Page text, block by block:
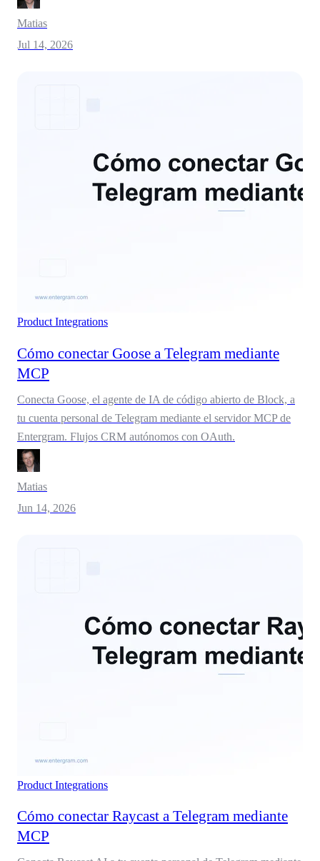
Matias
Jul 14, 2026
Product Integrations
Cómo conectar Goose a Telegram mediante
MCP
Conecta Goose, el agente de IA de código abierto de Block, a
tu cuenta personal de Telegram mediante el servidor MCP de
Entergram. Flujos CRM autónomos con OAuth.
Matias
Jun 14, 2026
Product Integrations
Cómo conectar Raycast a Telegram mediante
MCP